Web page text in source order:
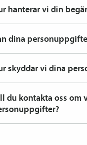
hanterar vi din
dina
skyddar vi dina
du kontakta oss om